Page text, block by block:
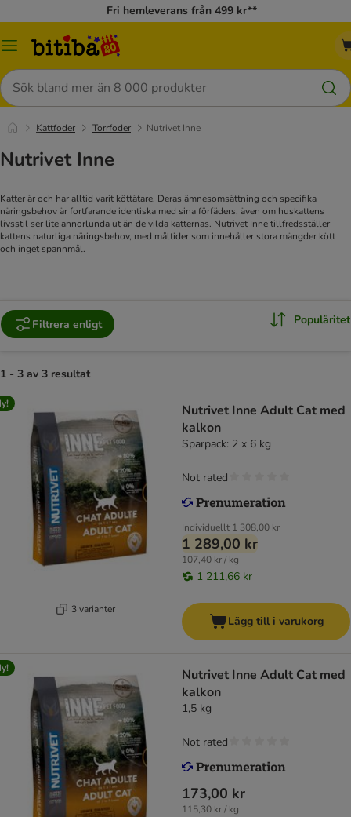
Fri hemleverans från 499 kr**
Meny
Sök
Kattfoder Torrfoder Nutrivet Inne
Nutrivet Inne
Katter är och har alltid varit köttätare. Deras ämnesomsättning och specifika
näringsbehov är fortfarande identiska med sina förfäders, även om huskattens
livsstil ser lite annorlunda ut än de vilda katternas. Nutrivet Inne tillfredsställer
kattens naturliga näringsbehov, med måltider som innehåller stora mängder kött
och inget spannmål.
Filtrera enligt Populäritet
1 - 3 av 3 resultat
3 varianter
Nutrivet Inne Adult Cat med
kalkon
Sparpack: 2 x 6 kg
Individuellt 1 308,00 kr
1 289,00 kr
107,40 kr / kg
1 211,66 kr
Not rated
Lägg till i varukorg
Nutrivet Inne Adult Cat med
kalkon
1,5 kg
173,00 kr
115,30 kr / kg
Not rated